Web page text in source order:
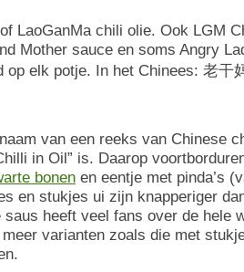
LaoGanMa chili olie. Ook LGM
Mother sauce en soms Angry
op elk potje. In het Chinees: 老干
van een reeks van Chinese
in Oil” is. Daarop
bonen en eentje met pinda’s
en stukjes ui zijn knapperiger
heeft veel fans over de hele
varianten zoals die met